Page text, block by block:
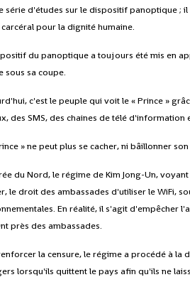
série d'études sur le dispositif panoptique ;
pour la dignité humaine.
du panoptique a toujours été mis en
sous sa coupe.
c'est le peuple qui voit le « Prince »
des SMS, des chaines de télé d'information
» ne peut plus se cacher, ni bâillonner
du Nord, le régime de Kim Jong-Un,
le droit des ambassades d'utiliser le WiFi,
En réalité, il s'agit d'empêcher
près des ambassades.
la censure, le régime a procédé à la
lorsqu'ils quittent le pays afin qu'ils ne